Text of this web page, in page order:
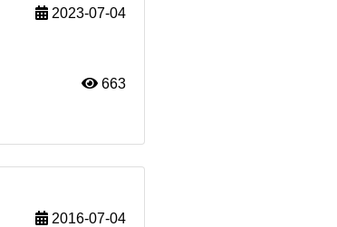
2023-07-04
663
2016-07-04